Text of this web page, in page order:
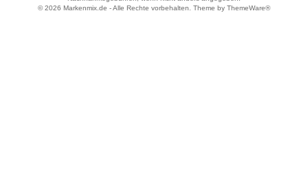
© 2026 Markenmix.de - Alle Rechte vorbehalten. Theme by ThemeWare®